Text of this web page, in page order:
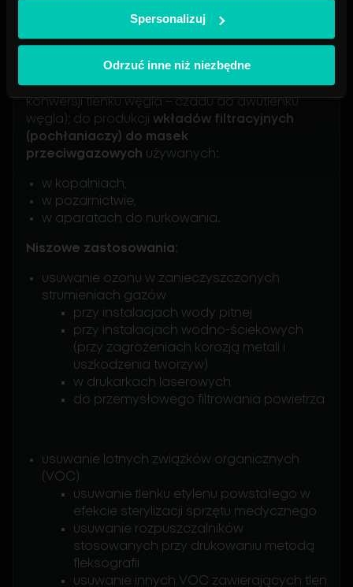
Spersonalizuj
Odrzuć inne niż niezbędne
Zastosowania hopkalitu
Główne zastosowania(jako katalizator
konwersji tlenku węgla – czadu do dwutlenku
węgla); do produkcji wkładów filtracyjnych
(pochłaniaczy) do masek
przeciwgazowych używanych:
w kopalniach,
w pożarnictwie,
w aparatach do nurkowania.
Niszowe zastosowania:
usuwanie ozonu w zanieczyszczonych
strumieniach gazów
przy instalacjach wody pitnej
przy instalacjach wodno-ściekowych
(przy zagrożeniach korozją metali i
uszkodzenia tworzyw)
w drukarkach laserowych
do przemysłowego filtrowania powietrza
usuwanie lotnych związków organicznych
(VOC)
usuwanie tlenku etylenu powstałego w
efekcie sterylizacji sprzętu medycznego
usuwanie rozpuszczalników
stosowanych przy drukowaniu metodą
fleksografii
usuwanie innych VOC zawierających tlen